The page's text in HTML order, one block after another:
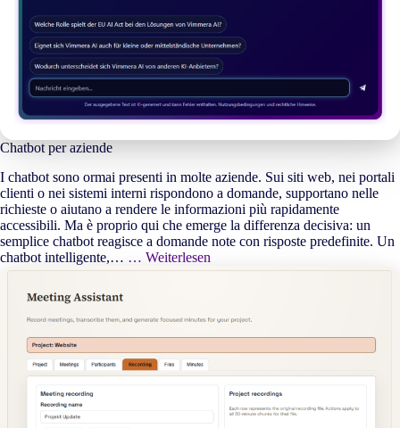
Chatbot per aziende
I chatbot sono ormai presenti in molte aziende. Sui siti web, nei portali
clienti o nei sistemi interni rispondono a domande, supportano nelle
richieste o aiutano a rendere le informazioni più rapidamente
accessibili. Ma è proprio qui che emerge la differenza decisiva: un
semplice chatbot reagisce a domande note con risposte predefinite. Un
chatbot intelligente,… … Weiterlesen